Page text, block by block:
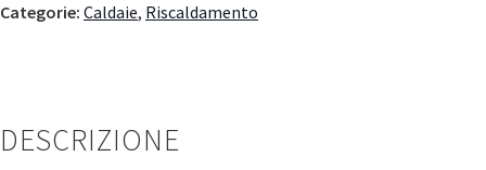
Categorie: Caldaie, Riscaldamento
DESCRIZIONE